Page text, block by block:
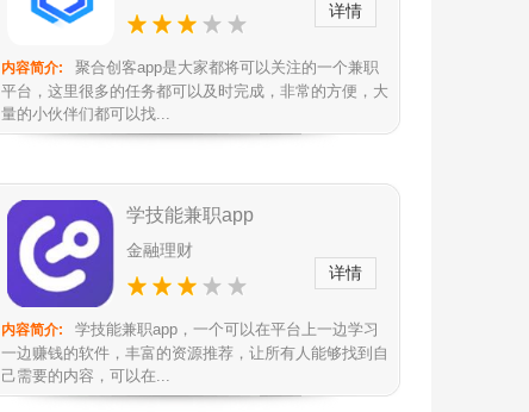
详情
内容简介:
聚合创客app是大家都将可以关注的一个兼职
平台，这里很多的任务都可以及时完成，非常的方便，大
量的小伙伴们都可以找...
学技能兼职app
金融理财
详情
内容简介:
学技能兼职app，一个可以在平台上一边学习
一边赚钱的软件，丰富的资源推荐，让所有人能够找到自
己需要的内容，可以在...